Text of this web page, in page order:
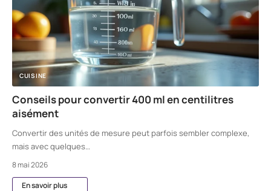
CUISINE
Conseils pour convertir 400 ml en centilitres
aisément
Convertir des unités de mesure peut parfois sembler complexe,
mais avec quelques…
8 mai 2026
En savoir plus